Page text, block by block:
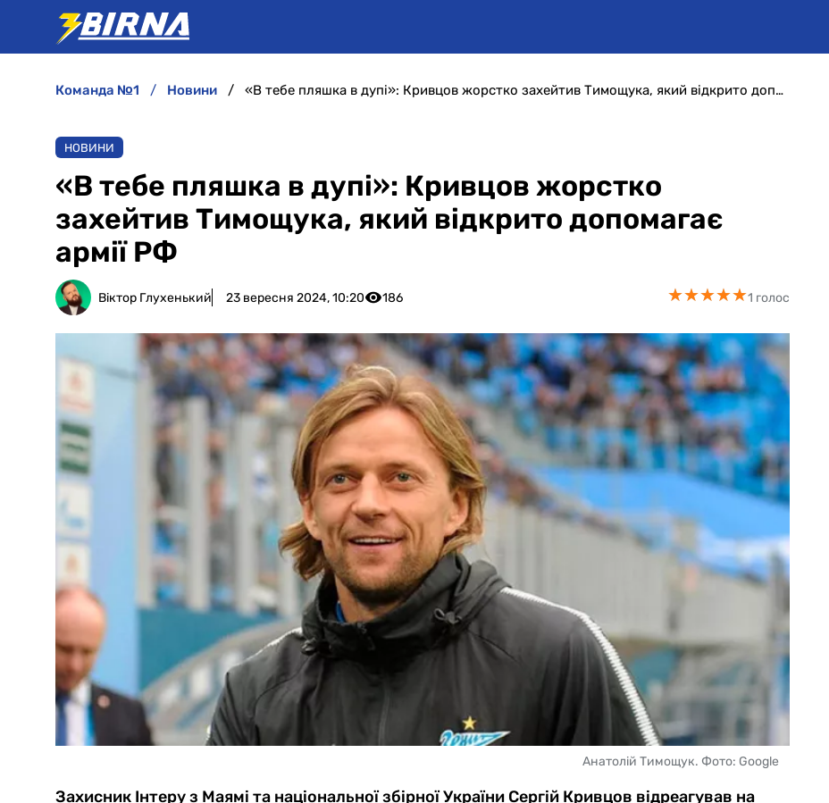
команда №1 новини «В тебе пляшка в дупі»: Кривцов жорстко захейтив Тимощука, який відкрито допомагає армії РФ
НОВИНИ
«В тебе пляшка в дупі»: Кривцов жорстко
захейтив Тимощука, який відкрито допомагає
армії РФ
Віктор Глухенький 23 вересня 2024, 10:20 186 ★★★★★
★★★★★1 голос
Анатолій Тимощук. Фото: Google
Захисник Інтеру з Маямі та національної збірної України Сергій Кривцов відреагував на